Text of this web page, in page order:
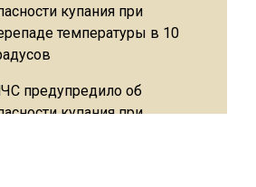
предупредило об
купания при